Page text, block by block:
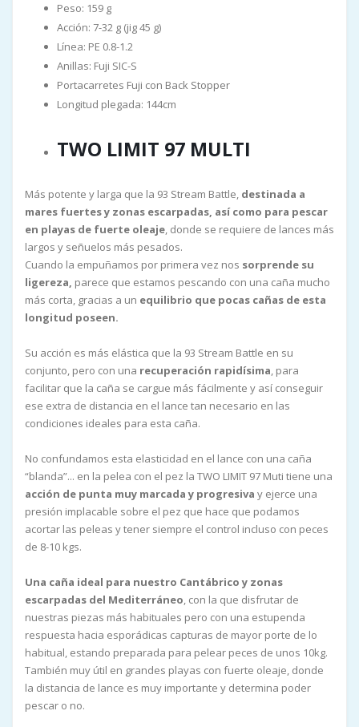
Peso: 159 g
Acción: 7-32 g (jig 45 g)
Línea: PE 0.8-1.2
Anillas: Fuji SIC-S
Portacarretes Fuji con Back Stopper
Longitud plegada: 144cm
TWO LIMIT 97 MULTI
Más potente y larga que la 93 Stream Battle, destinada a
mares fuertes y zonas escarpadas, así como para pescar
en playas de fuerte oleaje, donde se requiere de lances más
largos y señuelos más pesados.
Cuando la empuñamos por primera vez nos sorprende su
ligereza, parece que estamos pescando con una caña mucho
más corta, gracias a un equilibrio que pocas cañas de esta
longitud poseen.
Su acción es más elástica que la 93 Stream Battle en su
conjunto, pero con una recuperación rapidísima, para
facilitar que la caña se cargue más fácilmente y así conseguir
ese extra de distancia en el lance tan necesario en las
condiciones ideales para esta caña.
No confundamos esta elasticidad en el lance con una caña
“blanda”... en la pelea con el pez la TWO LIMIT 97 Muti tiene una
acción de punta muy marcada y progresiva y ejerce una
presión implacable sobre el pez que hace que podamos
acortar las peleas y tener siempre el control incluso con peces
de 8-10 kgs.
Una caña ideal para nuestro Cantábrico y zonas
escarpadas del Mediterráneo, con la que disfrutar de
nuestras piezas más habituales pero con una estupenda
respuesta hacia esporádicas capturas de mayor porte de lo
habitual, estando preparada para pelear peces de unos 10kg.
También muy útil en grandes playas con fuerte oleaje, donde
la distancia de lance es muy importante y determina poder
pescar o no.